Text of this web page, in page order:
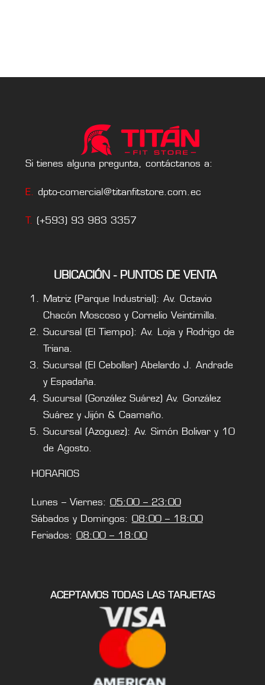
Si tienes alguna pregunta, contáctanos a:
E. dpto-comercial@titanfitstore.com.ec
T. (+593) 93 983 3357
UBICACIÓN - PUNTOS DE VENTA
Matriz (Parque Industrial): Av. Octavio
Chacón Moscoso y Cornelio Veintimilla.
Sucursal (El Tiempo): Av. Loja y Rodrigo de
Triana.
Sucursal (El Cebollar) Abelardo J. Andrade
y Espadaña.
Sucursal (González Suárez) Av. González
Suárez y Jijón & Caamaño.
Sucursal (Azoguez): Av. Simón Bolivar y 10
de Agosto.
HORARIOS
Lunes – Viernes: 05:00 – 23:00
Sábados y Domingos: 08:00 – 18:00
Feriados: 08:00 – 18:00
ACEPTAMOS TODAS LAS TARJETAS